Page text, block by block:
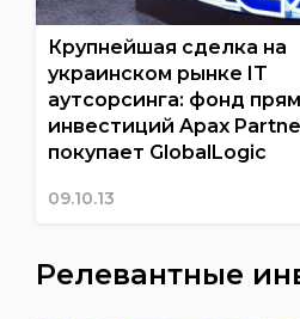
Крупнейшая сделка на
украинском рынке IT
аутсорсинга: фонд
инвестиций Apax
покупает GlobalLogic
09.10.13
Релевантные